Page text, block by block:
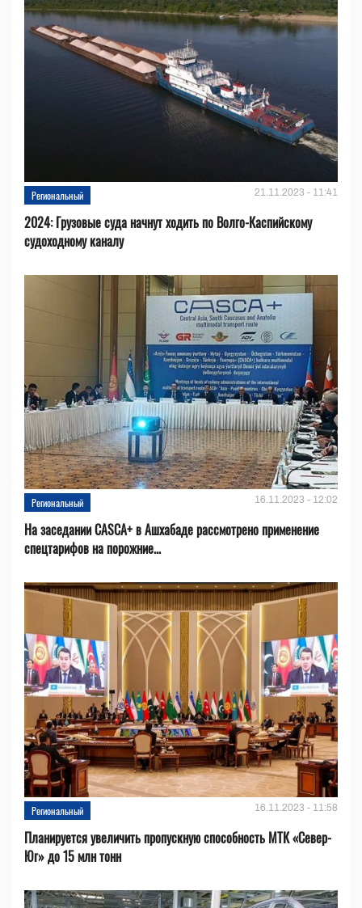
Региональный 21.11.2023 - 11:41
2024: Грузовые суда начнут ходить по Волго-Каспийскому
судоходному каналу
Региональный 16.11.2023 - 12:02
На заседании CASCA+ в Ашхабаде рассмотрено применение
спецтарифов на порожние...
Региональный 16.11.2023 - 11:58
Планируется увеличить пропускную способность МТК «Север-
Юг» до 15 млн тонн